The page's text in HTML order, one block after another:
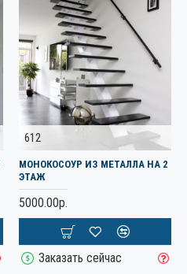
612
МОНОКОСОУР ИЗ МЕТАЛЛА НА 2
ЭТАЖ
5000.00р.
Заказать сейчас